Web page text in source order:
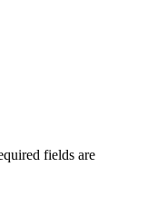
fields are